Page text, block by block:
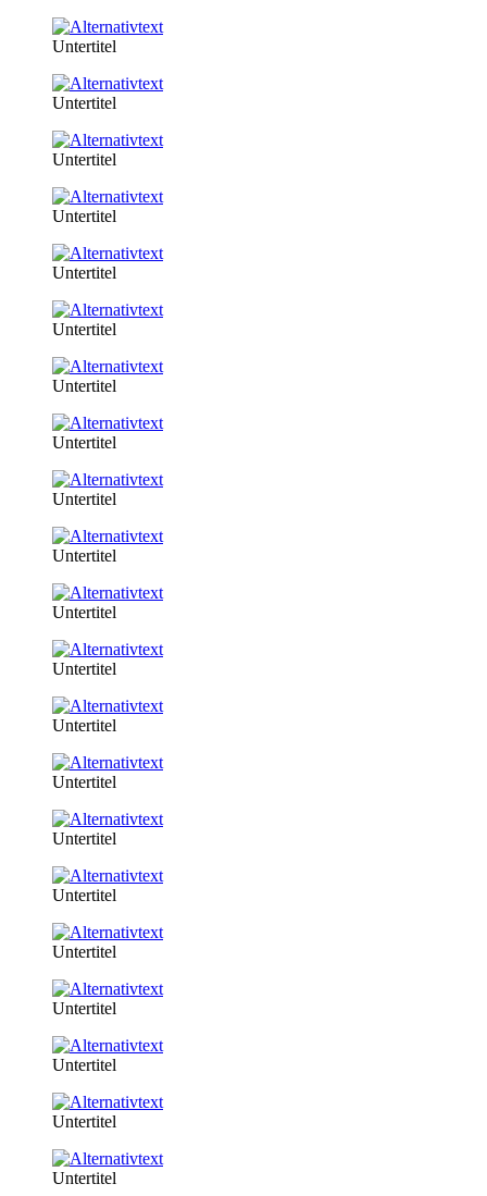
Untertitel
Untertitel
Untertitel
Untertitel
Untertitel
Untertitel
Untertitel
Untertitel
Untertitel
Untertitel
Untertitel
Untertitel
Untertitel
Untertitel
Untertitel
Untertitel
Untertitel
Untertitel
Untertitel
Untertitel
Untertitel